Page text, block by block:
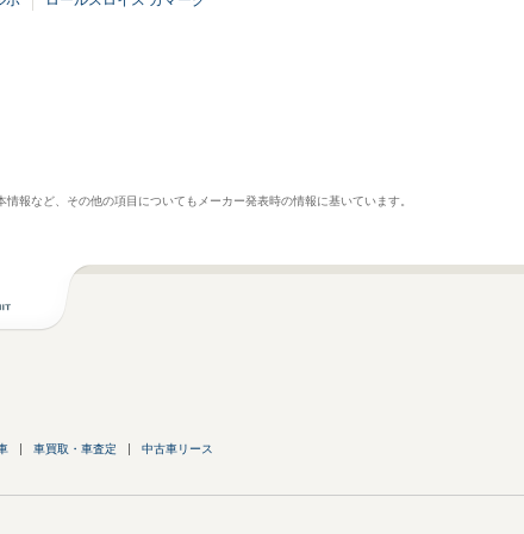
報など、その他の項目についてもメーカー発表時の情報に基いています。
車買取・車査定 中古車リース